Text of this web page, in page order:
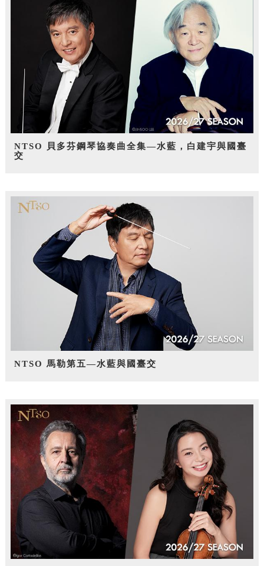
NTSO 貝多芬鋼琴協奏曲全集—水藍，白建宇與國臺
交
NTSO 馬勒第五—水藍與國臺交